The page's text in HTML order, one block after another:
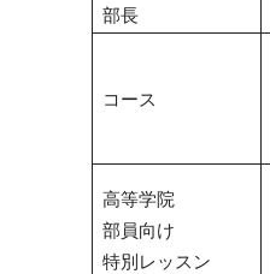
部長
コース
高等学院
部員向け
特別レッスン